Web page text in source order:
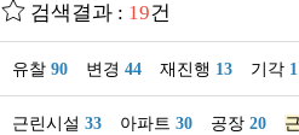
검색결과 : 19건
유찰 90 변경 44 재진행 13 기각 1
근린시설 33 아파트 30 공장 20